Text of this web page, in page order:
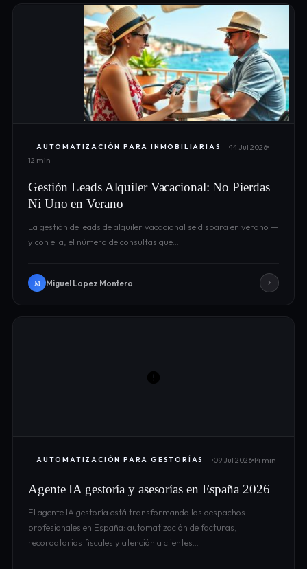
AUTOMATIZACIÓN PARA INMOBILIARIAS
14 Jul 2026
12 min
Gestión Leads Alquiler Vacacional: No Pierdas
Ni Uno en Verano
La gestión de leads de alquiler vacacional se dispara en verano —
y con ella, el número de consultas que…
M Miguel Lopez Montero
AUTOMATIZACIÓN PARA GESTORÍAS 09 Jul 202614 min
Agente IA gestoría y asesorías en España 2026
El agente IA gestoría está transformando los despachos
profesionales en España: automatización de facturas,
recordatorios fiscales y atención a clientes…